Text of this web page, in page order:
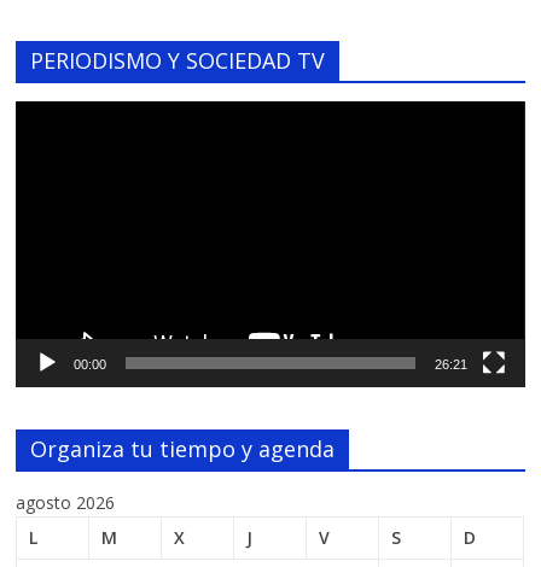
PERIODISMO Y SOCIEDAD TV
00:00 26:21
Organiza tu tiempo y agenda
agosto 2026
L
M X J V S
D